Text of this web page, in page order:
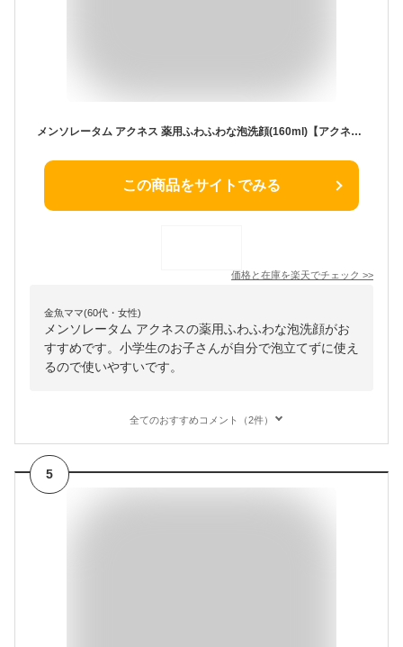
メンソレータム アクネス 薬用ふわふわな泡洗顔(160ml)【アクネス】[洗顔料 肌荒れ ニキビ 毛穴 泡 アクネ菌 殺菌]
この商品をサイトでみる
価格と在庫を楽天でチェック >>
金魚ママ(60代・女性)
メンソレータム アクネスの薬用ふわふわな泡洗顔がお
すすめです。小学生のお子さんが自分で泡立てずに使え
るので使いやすいです。
全てのおすすめコメント（2件）
5